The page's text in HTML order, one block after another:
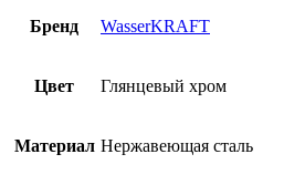
Бренд WasserKRAFT
Цвет Глянцевый хром
Материал Нержавеющая сталь